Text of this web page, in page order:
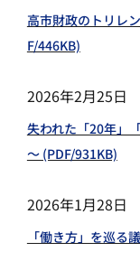
高市財政のトリレ
F/446KB)
2026年2月25日
失われた「20年」
～ (PDF/931KB)
2026年1月28日
「働き方」を巡る